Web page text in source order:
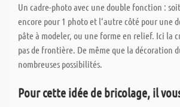
Un cadre-photo avec une double fonction :
encore pour 1 photo et l‘autre côté pour une
pâte à modeler, ou une forme en relief. Ici la
pas de frontière. De même que la décoration
nombreuses possibilités.
Pour cette idée de bricolage, il